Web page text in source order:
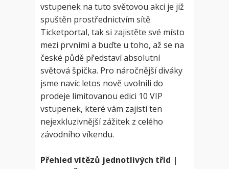
vstupenek na tuto světovou akci je již
spuštěn prostřednictvím sítě
Ticketportal, tak si zajistěte své místo
mezi prvními a buďte u toho, až se na
české půdě představí absolutní
světová špička. Pro náročnější diváky
jsme navíc letos nově uvolnili do
prodeje limitovanou edici 10 VIP
vstupenek, které vám zajistí ten
nejexkluzivnější zážitek z celého
závodního víkendu.
Přehled vítězů jednotlivých tříd |